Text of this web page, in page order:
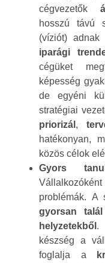
cégvezetők
hosszú távú
(víziót) adnak
iparági
cégüket
képesség
de egyéni
stratégiai
priorizál ,
hatékonyan,
közös célok
Gyors
problémák.
gyorsan talál
helyzetekből .
készség a
foglalja a